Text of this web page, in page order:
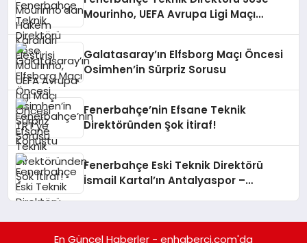
Mourinho, UEFA Avrupa Ligi Maçı
Galatasaray’ın Elfsborg Maçı Öncesi
Osimhen’in Sürpriz Sorusu
Fenerbahçe’nin Efsane Teknik
Direktöründen Şok İtiraf!
Fenerbahçe Eski Teknik Direktörü
İsmail Kartal’ın Antalyaspor –
En Güncel Haberler - enhaberci.com'da